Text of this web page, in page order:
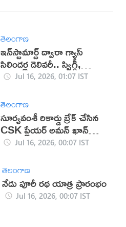
తెలంగాణ
ఇన్‌స్టామార్ట్ ద్వారా గ్యాస్
సిలిండర్ల డెలివరీ.. స్విగ్గీ,
హెచ్‌పీసీఎల్‌ ఒప్పందం
Jul 16, 2026, 01:07 IST
తెలంగాణ
సూర్యవంశీ రికార్డు బ్రేక్ చేసిన
CSK ప్లేయర్ అమన్ ఖాన్
(వీడియో)
Jul 16, 2026, 00:07 IST
తెలంగాణ
నేడు పూరీ రథ యాత్ర ప్రారంభం
Jul 16, 2026, 00:07 IST